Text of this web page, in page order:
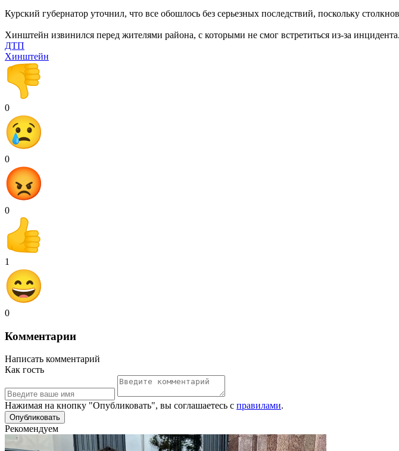
Курский губернатор уточнил, что все обошлось без серьезных последствий, поскольку
Хинштейн извинился перед жителями района, с которыми не смог встретиться из-за
ДТП
Хинштейн
0
0
0
1
0
Комментарии
Написать комментарий
Как гость
Нажимая на кнопку "Опубликовать", вы соглашаетесь с правилами.
Рекомендуем